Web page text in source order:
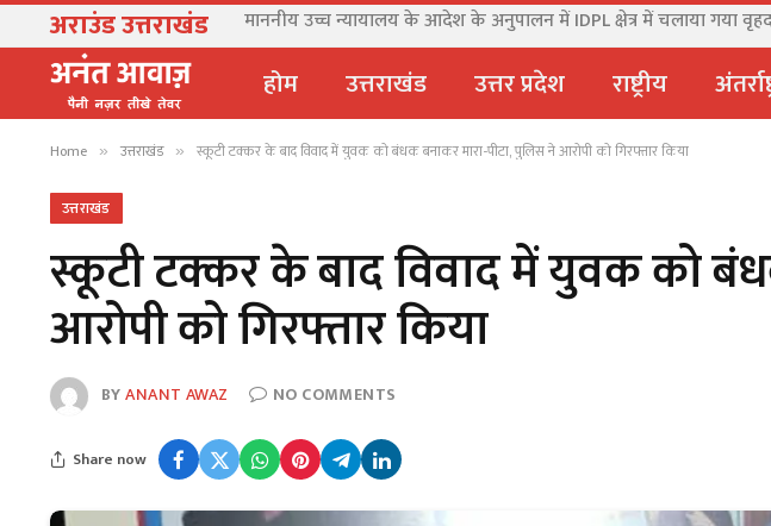
अराउंड उत्तराखंड माननीय उच्च न्यायालय के आदेश के अनुपालन में IDPL क्षेत्र में चलाया गया
होम उत्तराखंड उत्तर प्रदेश राष्ट्रीय
Home » उत्तराखंड » स्कूटी टक्कर के बाद विवाद में युवक को बंधक बनाकर मारा-पीटा, पुलिस ने आरोपी को गिरफ्तार किया
उत्तराखंड
स्कूटी टक्कर के बाद विवाद में युवक को
आरोपी को गिरफ्तार किया
BYANANT AWAZ NO COMMENTS
Share now